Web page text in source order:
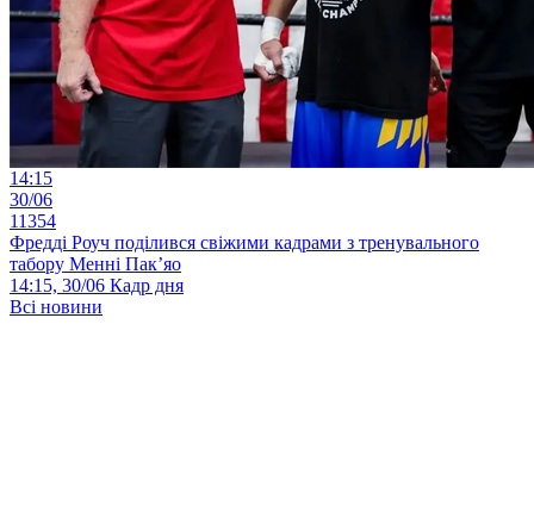
14:15
30/06
11354
Фредді Роуч поділився свіжими кадрами з тренувального
табору Менні Пак’яо
14:15, 30/06 Кадр дня
Всі новини